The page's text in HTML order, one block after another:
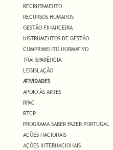
RECRUTAMENTO
RECURSOS HUMANOS
GESTÃO FINANCEIRA
INSTRUMENTOS DE GESTÃO
CUMPRIMENTO NORMATIVO
TRANSPARÊNCIA
LEGISLAÇÃO
ATIVIDADES
APOIO ÀS ARTES
RPAC
RTCP
PROGRAMA SABER FAZER PORTUGAL
AÇÕES NACIONAIS
AÇÕES INTERNACIONAIS